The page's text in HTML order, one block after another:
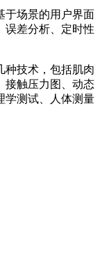
于场景的用户界面
误差分析、定时性
种技术，包括肌肉
接触压力图、动态
学测试、人体测量